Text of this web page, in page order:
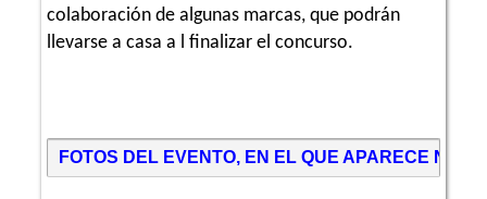
colaboración de algunas marcas, que podrán
llevarse a casa a l finalizar el concurso.
FOTOS DEL EVENTO, EN EL QUE APARECE